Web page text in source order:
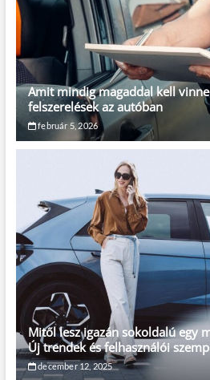
Amit mindig magaddal kell
felszerelések az autóban
február 5, 2026
Mitől lesz igazán sokoldalú egy
Új trendek és felhasználói
december 12, 2025